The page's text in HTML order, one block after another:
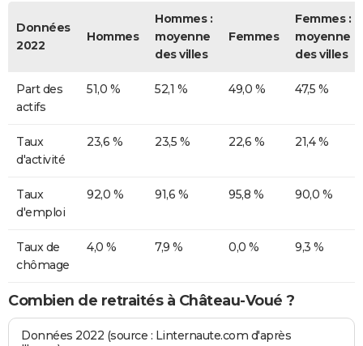
Données
2022
Hommes
Hommes :
moyenne
des villes
Femmes
Femmes :
moyenne
des villes
Part des
actifs
51,0 % 52,1 % 49,0 % 47,5 %
Taux
d'activité
23,6 % 23,5 % 22,6 % 21,4 %
Taux
d'emploi
92,0 % 91,6 % 95,8 % 90,0 %
Taux de
chômage
4,0 % 7,9 % 0,0 % 9,3 %
Combien de retraités à Château-Voué ?
Données 2022 (source : Linternaute.com d'après